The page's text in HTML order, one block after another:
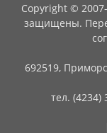
Copyright ©
защищены.
692519,
тел. (4234)